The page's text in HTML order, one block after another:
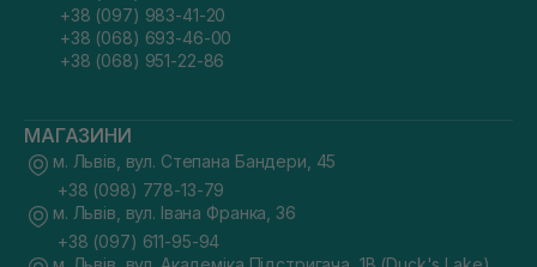
+38 (097) 983-41-20
+38 (068) 693-46-00
+38 (068) 951-22-86
МАГАЗИНИ
м. Львів, вул. Степана Бандери, 45
+38 (098) 778-13-79
м. Львів, вул. Івана Франка, 36
+38 (097) 611-95-94